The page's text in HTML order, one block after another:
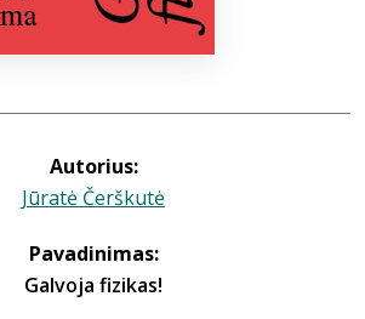
Autorius:
Jūratė Čerškutė
Pavadinimas:
Galvoja fizikas!